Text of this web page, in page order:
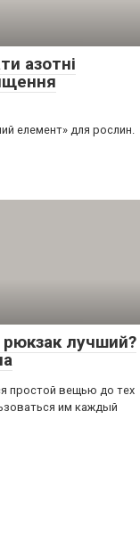
азотні
елемент» для рослин.
лучший?
простой вещью до тех
им каждый